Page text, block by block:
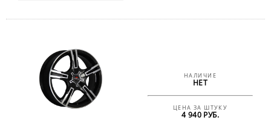
НАЛИЧИЕ
НЕТ
ЦЕНА ЗА ШТУКУ
4 940 РУБ.